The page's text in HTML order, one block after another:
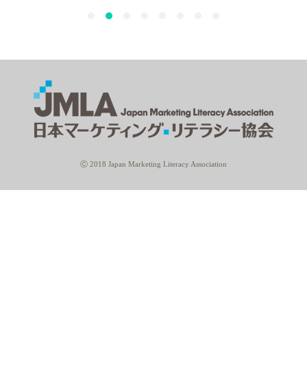
Ⓒ 2018 Japan Marketing Literacy Association